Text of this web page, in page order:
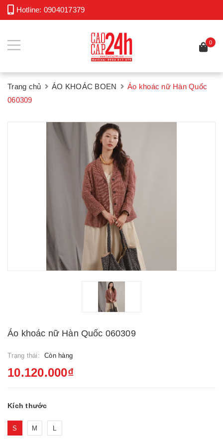
Hotline: 0904017379
0
Trang chủ ÁO KHOÁC BOEN
Áo khoác nữ Hàn Quốc
060309
Áo khoác nữ Hàn Quốc 060309
Trạng thái: Còn hàng
10.120.000₫
Kích thước
S M L